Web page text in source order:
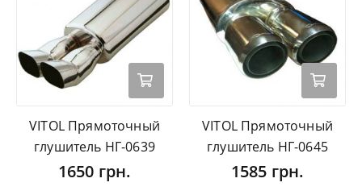
VITOL Прямоточный
глушитель НГ-0639
1650 грн.
VITOL Прямоточный
глушитель НГ-0645
1585 грн.